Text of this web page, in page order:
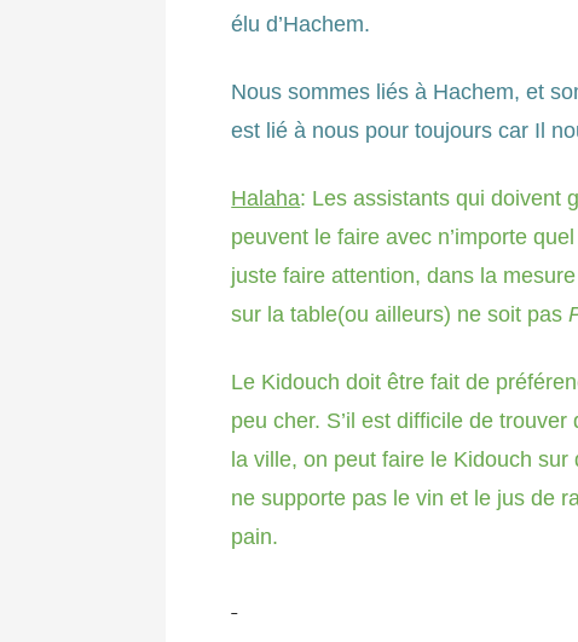
élu d’Hachem.
Nous sommes liés à Hachem, et
est lié à nous pour toujours car Il
Halaha: Les assistants qui doivent
peuvent le faire avec n’importe
juste faire attention, dans la
sur la table(ou ailleurs) ne soit pas
Le Kidouch doit être fait de
peu cher. S’il est difficile de
la ville, on peut faire le Kidouch
ne supporte pas le vin et le jus de
pain.